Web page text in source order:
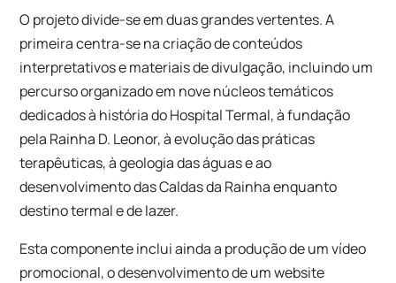
O projeto divide-se em duas grandes vertentes. A
primeira centra-se na criação de conteúdos
interpretativos e materiais de divulgação, incluindo um
percurso organizado em nove núcleos temáticos
dedicados à história do Hospital Termal, à fundação
pela Rainha D. Leonor, à evolução das práticas
terapêuticas, à geologia das águas e ao
desenvolvimento das Caldas da Rainha enquanto
destino termal e de lazer.
Esta componente inclui ainda a produção de um vídeo
promocional, o desenvolvimento de um website